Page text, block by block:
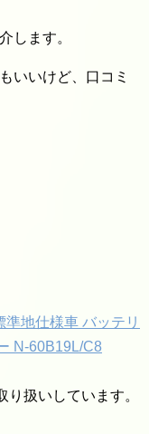
します。
いいけど、口コミ
地仕様車 バッテリ
N-60B19L/C8
扱いしています。